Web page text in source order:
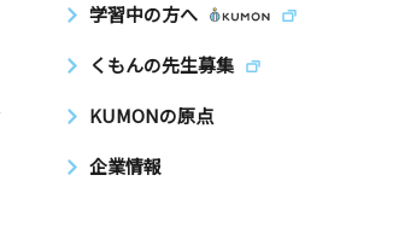
学習中の方へ
くもんの先生募集
KUMONの原点
企業情報